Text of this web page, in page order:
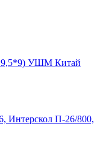
19,5*9) УШМ Китай
Интерскол П-26/800,